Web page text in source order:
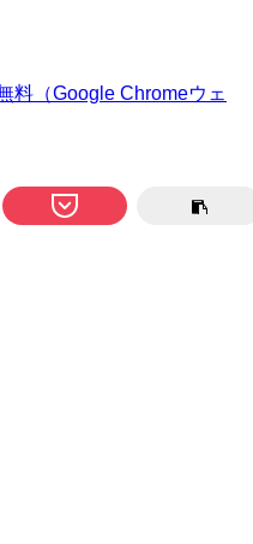
料（Google Chromeウェ